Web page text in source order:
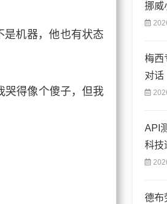
是机器，他也有状态
哭得像个傻子，但我
挪威
梅西
对话
API
科技
德布